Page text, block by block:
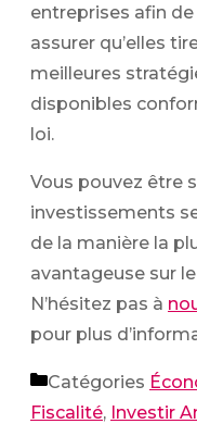
entreprises afin de
assurer qu’elles
meilleures
disponibles
loi.
Vous pouvez être
investissements
de la manière la
avantageuse sur
N’hésitez pas à
pour plus
Catégories
Fiscalité, Investir